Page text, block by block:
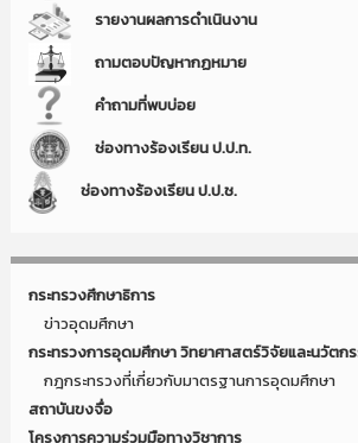
รายงานผลการดำเนินงาน
ถามตอบปัญหากฏหมาย
คำถามที่พบบ่อย
ช่องทางร้องเรียน ป.ป.ท.
ช่องทางร้องเรียน ป.ป.ช.
กระทรวงศึกษาธิการ
ข่าวอุดมศึกษา
กระทรวงการอุดมศึกษา วิทยาศาสตร์วิจัยและนวัตก
กฎกระทรวงที่เกี่ยวกับมาตรฐานการอุดมศึกษา
สถาบันขงจื่อ
โครงการความร่วมมือทางวิชาการ